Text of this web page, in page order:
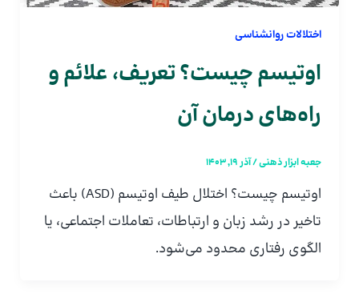
اختلالات روانشناسی
اوتیسم چیست؟ تعریف، علائم و
راه‌های درمان آن
جعبه ابزار ذهنی/آذر 19, 1403
اوتیسم چیست؟ اختلال طیف اوتیسم (ASD) باعث
تاخیر در رشد زبان و ارتباطات، تعاملات اجتماعی، یا
الگوی رفتاری محدود می‌شود.